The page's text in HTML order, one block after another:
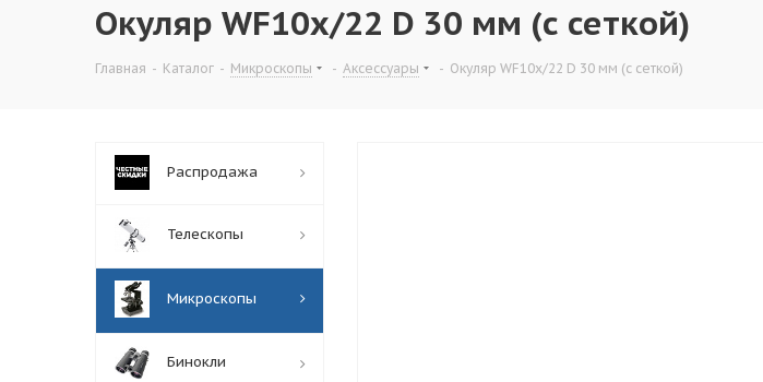
Окуляр WF10х/22 D 30 мм (с сеткой)
Главная - Каталог - Микроскопы - Аксессуары - Окуляр WF10х/22 D 30 мм (с сеткой)
Распродажа
Телескопы
Микроскопы
Бинокли